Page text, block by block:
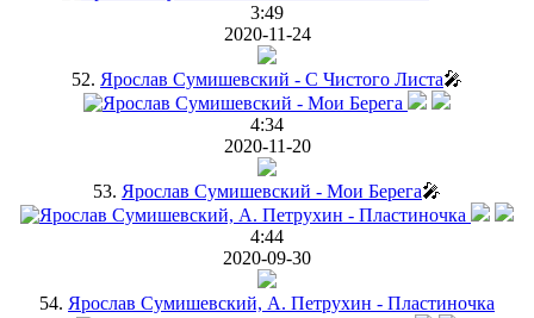
3:49
2020-11-24
52. Ярослав Сумишевский - С Чистого Листа🎤
4:34
2020-11-20
53. Ярослав Сумишевский - Мои Берега🎤
4:44
2020-09-30
54. Ярослав Сумишевский, А. Петрухин - Пластиночка